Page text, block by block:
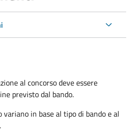
al concorso deve essere
previsto dal bando.
in base al tipo di bando e al